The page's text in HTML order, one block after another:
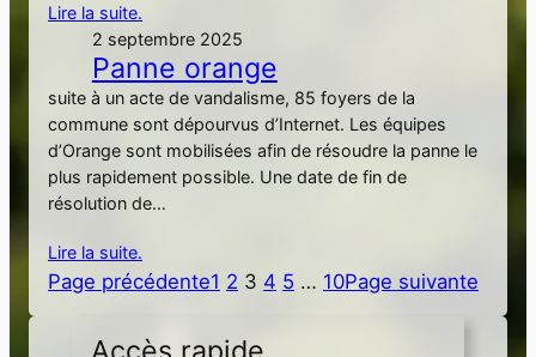
Lire la suite.
2 septembre 2025
Panne orange
suite à un acte de vandalisme, 85 foyers de la
commune sont dépourvus d’Internet. Les équipes
d’Orange sont mobilisées afin de résoudre la panne le
plus rapidement possible. Une date de fin de
résolution de…
Lire la suite.
Page précédente1 2 3 4 5 … 10Page suivante